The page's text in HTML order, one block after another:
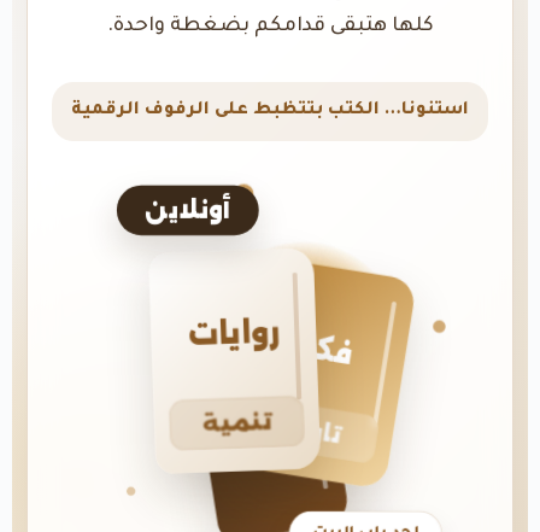
كلها هتبقى قدامكم بضغطة واحدة.
استنونا… الكتب بتتظبط على الرفوف الرقمية
أونلاين
فكر
تاريخ
روايات
تنمية